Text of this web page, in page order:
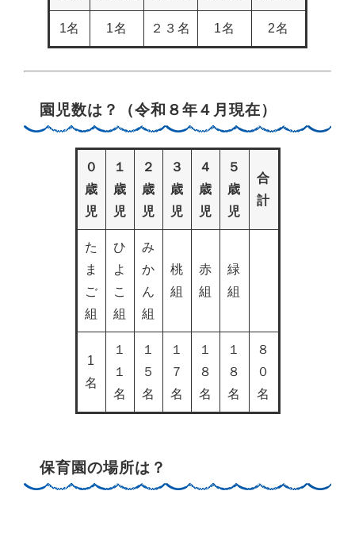
1名 1名 ２３名 1名 2名
園児数は？（令和８年４月現在）
０
歳
児
１
歳
児
２
歳
児
３
歳
児
４
歳
児
５
歳
児
合
計
た
ま
ご
組
ひ
よ
こ
組
み
か
ん
組
桃
組
赤
組
緑
組
1
名
１
１
名
１
５
名
１
７
名
１
８
名
１
８
名
８
０
名
保育園の場所は？